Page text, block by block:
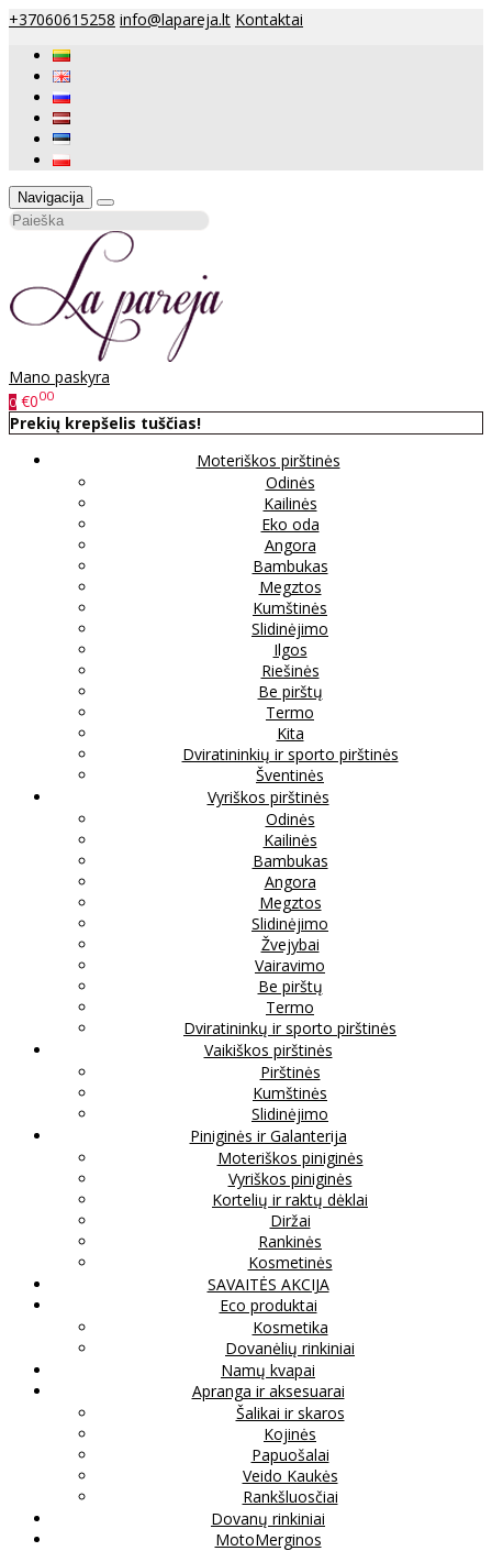
+37060615258 info@lapareja.lt Kontaktai
Navigacija
Mano paskyra
0 €000
Prekių krepšelis tuščias!
Moteriškos pirštinės
Odinės
Kailinės
Eko oda
Angora
Bambukas
Megztos
Kumštinės
Slidinėjimo
Ilgos
Riešinės
Be pirštų
Termo
Kita
Dviratininkių ir sporto pirštinės
Šventinės
Vyriškos pirštinės
Odinės
Kailinės
Bambukas
Angora
Megztos
Slidinėjimo
Žvejybai
Vairavimo
Be pirštų
Termo
Dviratininkų ir sporto pirštinės
Vaikiškos pirštinės
Pirštinės
Kumštinės
Slidinėjimo
Piniginės ir Galanterija
Moteriškos piniginės
Vyriškos piniginės
Kortelių ir raktų dėklai
Diržai
Rankinės
Kosmetinės
SAVAITĖS AKCIJA
Eco produktai
Kosmetika
Dovanėlių rinkiniai
Namų kvapai
Apranga ir aksesuarai
Šalikai ir skaros
Kojinės
Papuošalai
Veido Kaukės
Rankšluosčiai
Dovanų rinkiniai
MotoMerginos